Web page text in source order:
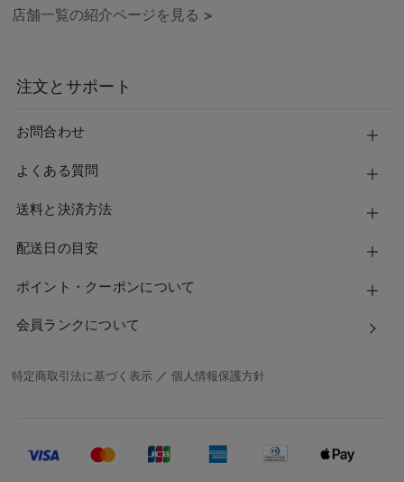
店舗一覧の紹介ページを見る >
注文とサポート
お問合わせ
よくある質問
送料と決済方法
配送日の目安
ポイント・クーポンについて
会員ランクについて
特定商取引法に基づく表示 ／個人情報保護方針